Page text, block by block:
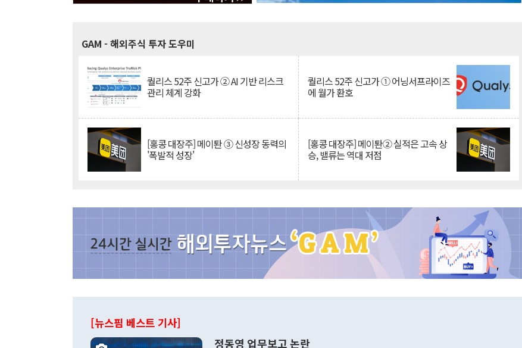
GAM - 해외주식 투자 도우미
퀄리스 52주 신고가 ② AI 기반 리스크
관리 체계 강화
퀄리스 52주 신고가 ① 어닝서프라이즈
에 월가 환호
[홍콩 대장주] 메이퇀 ③ 신성장 동력의
'폭발적 성장'
[홍콩 대장주] 메이퇀② 실적은 고속 상
승, 밸류는 역대 저점
[뉴스핌 베스트 기사]
정동영 업무보고 논란